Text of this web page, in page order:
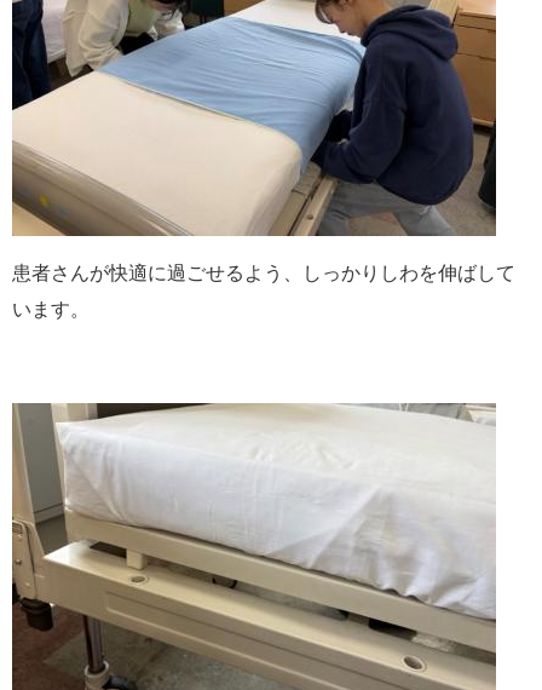
患者さんが快適に過ごせるよう、しっかりしわを伸ばして
います。